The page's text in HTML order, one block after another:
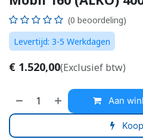
(0 beoordeling)
Levertijd: 3-5 Werkdagen
€ 1.520,00(Exclusief btw)
Aan